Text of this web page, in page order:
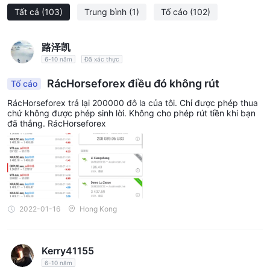
sẵn.
Horseforex cung cấp dịch vụ giao dịch cho một số công cụ giao
dịch, chủ yếu trong 5 lớp tài sản.
Forex: Forex, hoặc ngoại hối, là thị trường toàn cầu để giao
đầu tư quốc tế. Horseforex cung cấp hơn 35 cặp tiền tệ.
Hàng hóa: Hàng hóa là hàng hóa cơ bản được sử dụng trong
thương mại có thể thay thế được bằng các hàng hóa cùng loại,
chẳng hạn như kim loại quý cũng như các sản phẩm năng lượng
như dầu thô.
Cổ phiếu
: Cổ phiếu đại diện cho sự sở hữu cổ phần trong các
công ty lớn như Apple, Tesla v.v..
Chỉ số : Chỉ số là các chỉ số thống kê đại diện cho hiệu suất của
Đồng tiền mã hóa:
hoặc ảo sử dụng mã hóa để bảo mật và hoạt động trên các
Tất cả (103) Trung bình (1) Tố cáo (102)
路泽凯
6-10 năm Đã xác thực
Tố cáo RácHorseforex điều đó không rút
RácHorseforex trả lại 200000 đô la của tôi. Chỉ được phép thua
chứ không được phép sinh lời. Không cho phép rút tiền khi bạn
đã thắng. RácHorseforex
2022-01-16 Hong Kong
Kerry41155
6-10 năm